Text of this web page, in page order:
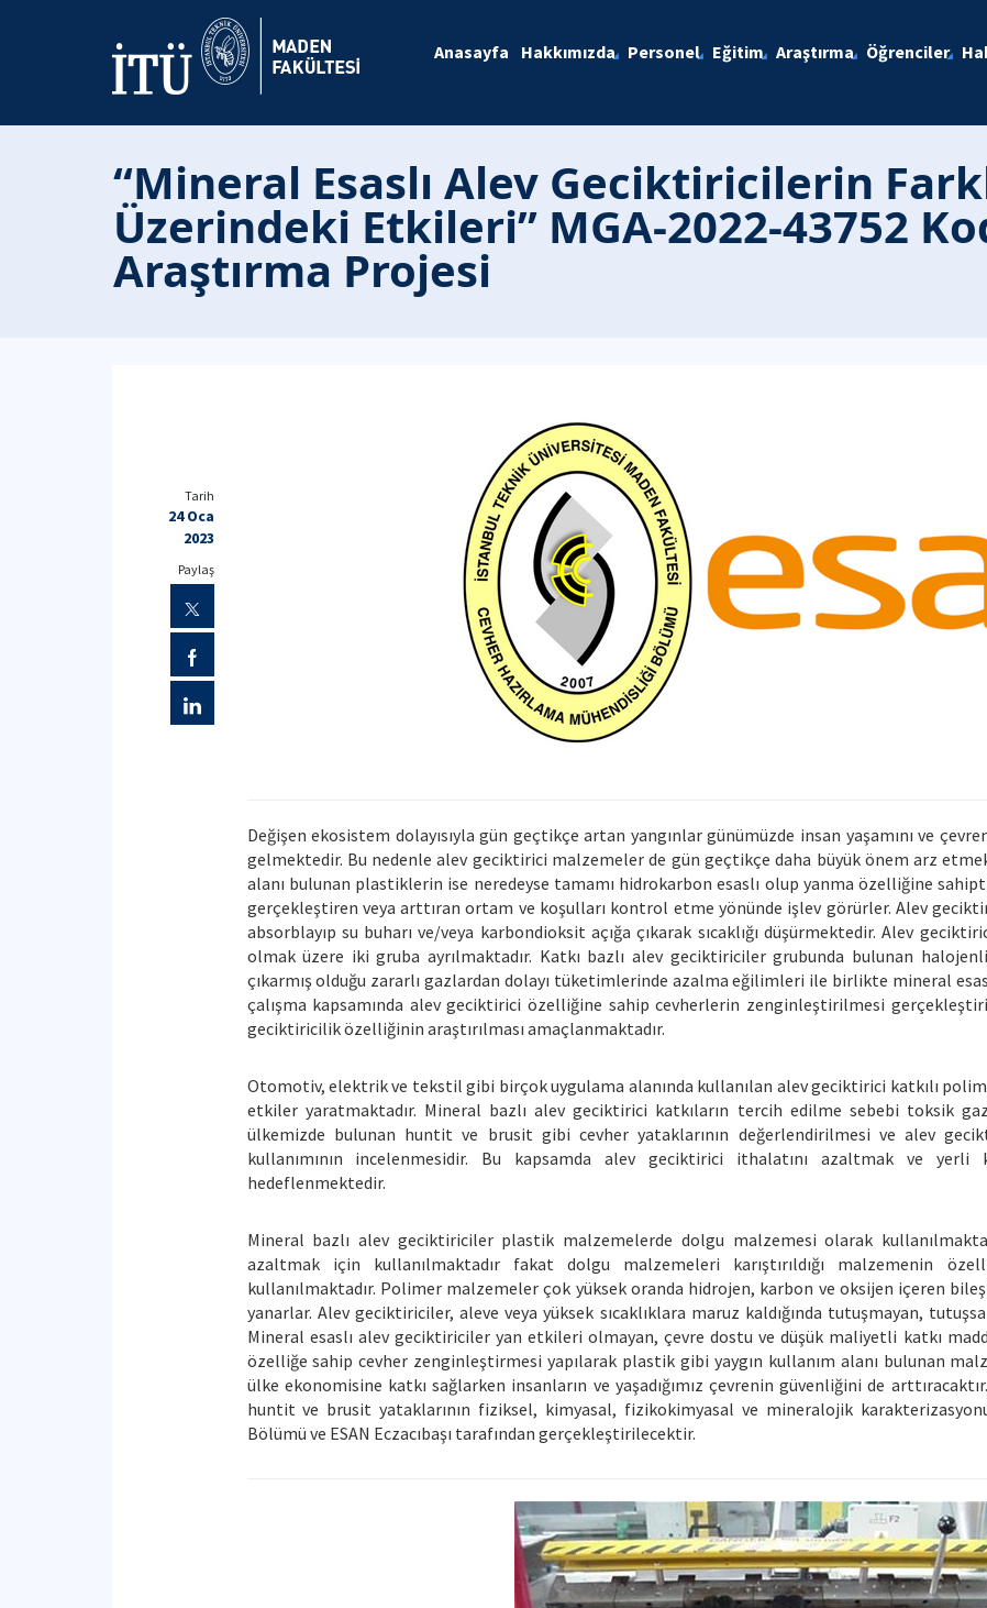
Anasayfa Hakkımızda Personel Eğitim Araştırma Öğrenciler
“Mineral Esaslı Alev Geciktiricilerin
Üzerindeki Etkileri” MGA-2022-43752
Araştırma Projesi
Değişen ekosistem dolayısıyla gün geçtikçe artan yangınlar günümüzde insan yaşamını ve
gelmektedir. Bu nedenle alev geciktirici malzemeler de gün geçtikçe daha büyük önem arz
alanı bulunan plastiklerin ise neredeyse tamamı hidrokarbon esaslı olup yanma özelliğine
gerçekleştiren veya arttıran ortam ve koşulları kontrol etme yönünde işlev görürler. Alev
absorblayıp su buharı ve/veya karbondioksit açığa çıkarak sıcaklığı düşürmektedir. Alev
olmak üzere iki gruba ayrılmaktadır. Katkı bazlı alev geciktiriciler grubunda bulunan
çıkarmış olduğu zararlı gazlardan dolayı tüketimlerinde azalma eğilimleri ile birlikte mineral
çalışma kapsamında alev geciktirici özelliğine sahip cevherlerin zenginleştirilmesi
geciktiricilik özelliğinin araştırılması amaçlanmaktadır.
Otomotiv, elektrik ve tekstil gibi birçok uygulama alanında kullanılan alev geciktirici katkılı
etkiler yaratmaktadır. Mineral bazlı alev geciktirici katkıların tercih edilme sebebi toksik
ülkemizde bulunan huntit ve brusit gibi cevher yataklarının değerlendirilmesi ve alev
kullanımının incelenmesidir. Bu kapsamda alev geciktirici ithalatını azaltmak ve
hedeflenmektedir.
Mineral bazlı alev geciktiriciler plastik malzemelerde dolgu malzemesi olarak
azaltmak için kullanılmaktadır fakat dolgu malzemeleri karıştırıldığı malzemenin
kullanılmaktadır. Polimer malzemeler çok yüksek oranda hidrojen, karbon ve oksijen içeren
yanarlar. Alev geciktiriciler, aleve veya yüksek sıcaklıklara maruz kaldığında tutuşmayan,
Mineral esaslı alev geciktiriciler yan etkileri olmayan, çevre dostu ve düşük maliyetli katkı
özelliğe sahip cevher zenginleştirmesi yapılarak plastik gibi yaygın kullanım alanı bulunan
ülke ekonomisine katkı sağlarken insanların ve yaşadığımız çevrenin güvenliğini de
huntit ve brusit yataklarının fiziksel, kimyasal, fizikokimyasal ve mineralojik
Bölümü ve ESAN Eczacıbaşı tarafından gerçekleştirilecektir.
Tarih
24 Oca
2023
Paylaş